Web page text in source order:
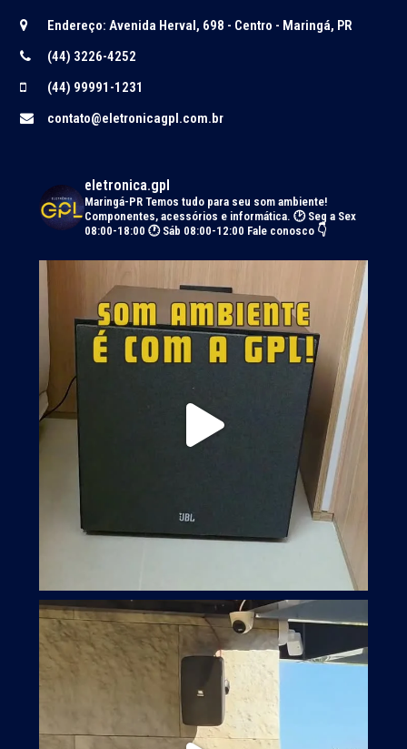
Endereço: Avenida Herval, 698 - Centro - Maringá, PR
(44) 3226-4252
(44) 99991-1231
contato@eletronicagpl.com.br
eletronica.gpl
Maringá-PRTemos tudo para seu som ambiente!
Componentes, acessórios e informática. 🕑 Seg a Sex
08:00-18:00 🕐 Sáb 08:00-12:00 Fale conosco 👇